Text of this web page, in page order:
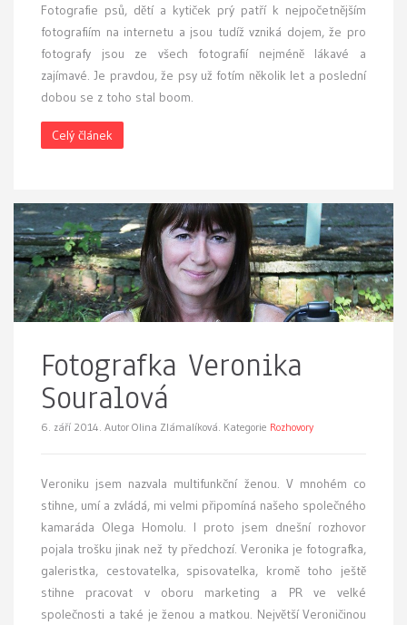
Fotografie psů, dětí a kytiček prý patří k nejpočetnějším
fotografiím na internetu a jsou tudíž vzniká dojem, že pro
fotografy jsou ze všech fotografií nejméně lákavé a
zajímavé. Je pravdou, že psy už fotím několik let a poslední
dobou se z toho stal boom.
Celý článek
Fotografka Veronika
Souralová
6. září 2014. Autor Olina Zlámalíková. Kategorie Rozhovory
Veroniku jsem nazvala multifunkční ženou. V mnohém co
stihne, umí a zvládá, mi velmi připomíná našeho společného
kamaráda Olega Homolu. I proto jsem dnešní rozhovor
pojala trošku jinak než ty předchozí. Veronika je fotografka,
galeristka, cestovatelka, spisovatelka, kromě toho ještě
stihne pracovat v oboru marketing a PR ve velké
společnosti a také je ženou a matkou. Největší Veroničinou